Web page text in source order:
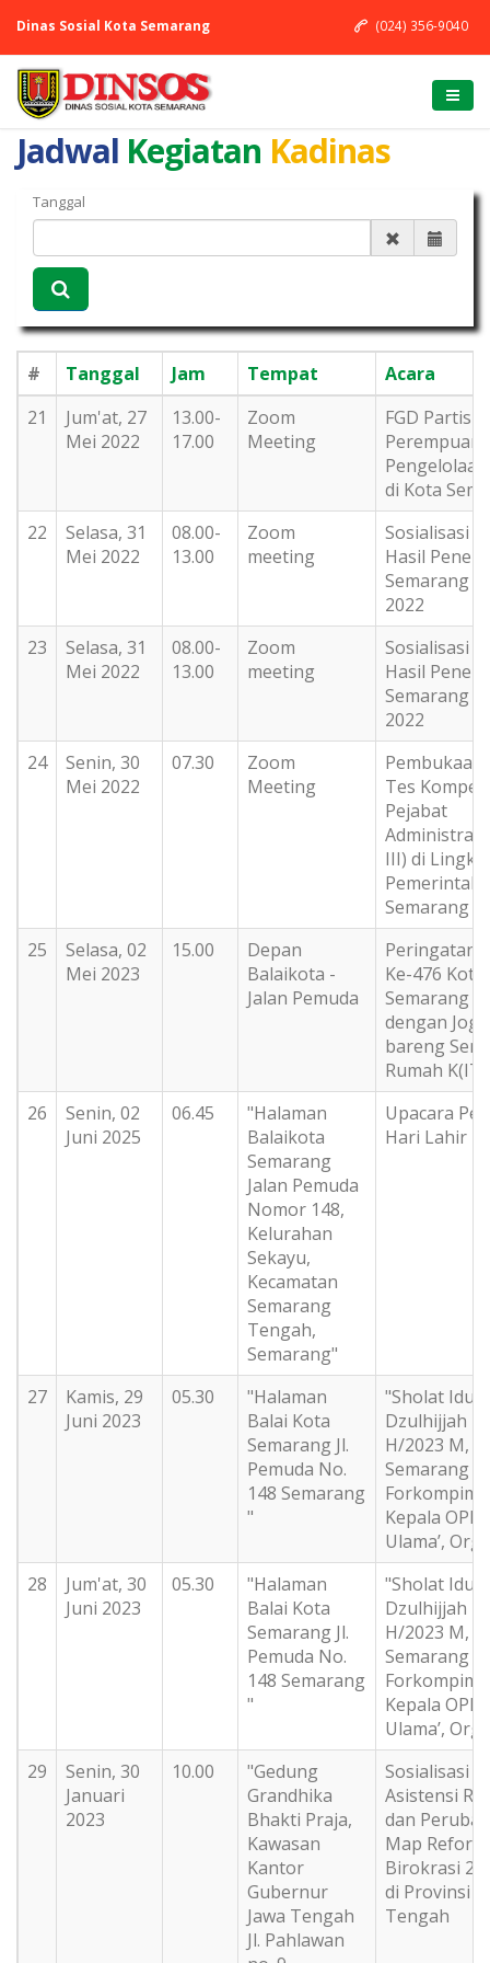
(024) 356-9040
Dinas Sosial Kota Semarang
Jadwal Kegiatan Kadinas
Tanggal
# Tanggal Jam Tempat
Acara
21
Jum'at, 27
Mei 2022
13.00-
17.00
Zoom
Meeting
FGD
Perempuan
di Kota
22
Selasa, 31
Mei 2022
08.00-
13.00
Zoom
meeting
Sosialisasi
Hasil
Semarang
2022
23
Selasa, 31
Mei 2022
08.00-
13.00
Zoom
meeting
Sosialisasi
Hasil
Semarang
2022
24
Senin, 30
Mei 2022
07.30
Zoom
Meeting
Pembukaan
Tes
Pejabat
III) di
Pemerintah
Semarang
25
Selasa, 02
Mei 2023
15.00
Depan
Balaikota -
Jalan Pemuda
Peringatan
Ke-476 Kota
Semarang
dengan
bareng
Rumah
26
Senin, 02
Juni 2025
06.45
"Halaman
Balaikota
Semarang
Jalan Pemuda
Nomor 148,
Kelurahan
Sekayu,
Kecamatan
Semarang
Tengah,
Semarang"
Upacara
Hari Lahir
27
Kamis, 29
Juni 2023
05.30
"Halaman
Balai Kota
Semarang Jl.
Pemuda No.
148 Semarang
"
"Sholat Idul
Dzulhijjah
H/2023 M,
Semarang
Kepala
Ulama’,
28
Jum'at, 30
Juni 2023
05.30
"Halaman
Balai Kota
Semarang Jl.
Pemuda No.
148 Semarang
"
"Sholat Idul
Dzulhijjah
H/2023 M,
Semarang
Kepala
Ulama’,
29
Senin, 30
Januari
2023
10.00
"Gedung
Grandhika
Bhakti Praja,
Kawasan
Kantor
Gubernur
Jawa Tengah
Jl. Pahlawan
Sosialisasi
Asistensi
dan
Map
Birokrasi
di Provinsi
Tengah